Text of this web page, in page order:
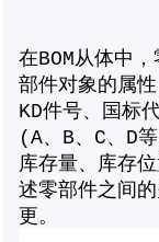
在BOM从体中
部件对象的属
KD件号、国标
(A、B、C、D
库存量、库存
述零部件之间
更。